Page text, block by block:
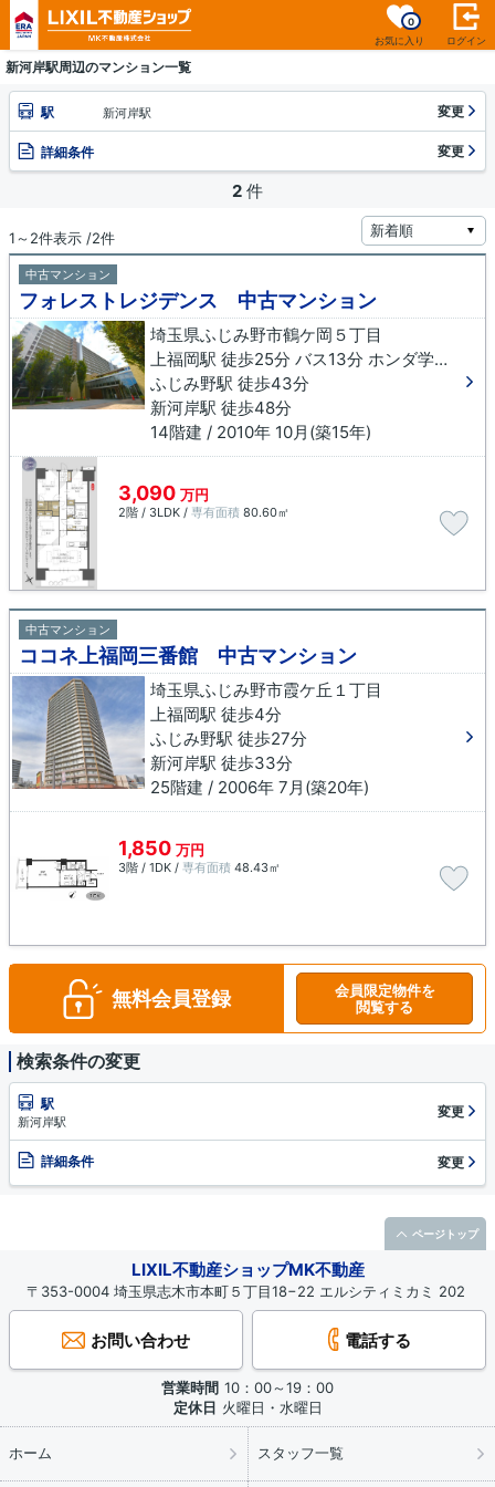
お気に入り
0
ログイン
新河岸駅周辺のマンション一覧
駅 新河岸駅 変更
詳細条件 変更
2 件
1～2件表示 /2件
中古マンション
フォレストレジデンス 中古マンション
埼玉県ふじみ野市鶴ケ岡５丁目
上福岡駅 徒歩25分 バス13分 ホンダ学園前下車 徒歩9分
ふじみ野駅 徒歩43分
新河岸駅 徒歩48分
14階建 / 2010年 10月(築15年)
3,090 万円
2階 / 3LDK / 専有面積 80.60㎡
中古マンション
ココネ上福岡三番館 中古マンション
埼玉県ふじみ野市霞ケ丘１丁目
上福岡駅 徒歩4分
ふじみ野駅 徒歩27分
新河岸駅 徒歩33分
25階建 / 2006年 7月(築20年)
1,850 万円
3階 / 1DK / 専有面積 48.43㎡
無料会員登録
会員限定物件を
閲覧する
検索条件の変更
駅
新河岸駅
変更
詳細条件 変更
LIXIL不動産ショップMK不動産
〒353-0004 埼玉県志木市本町５丁目18−22 エルシティミカミ 202
お問い合わせ 電話する
営業時間 10：00～19：00
定休日 火曜日・水曜日
ホーム スタッフ一覧
ページトップ